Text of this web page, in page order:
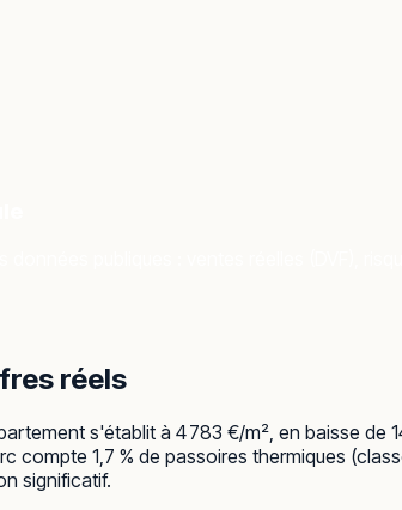
réels
s'établit à 4 783 €/m², en baisse de
compte 1,7 % de passoires thermiques
significatif.